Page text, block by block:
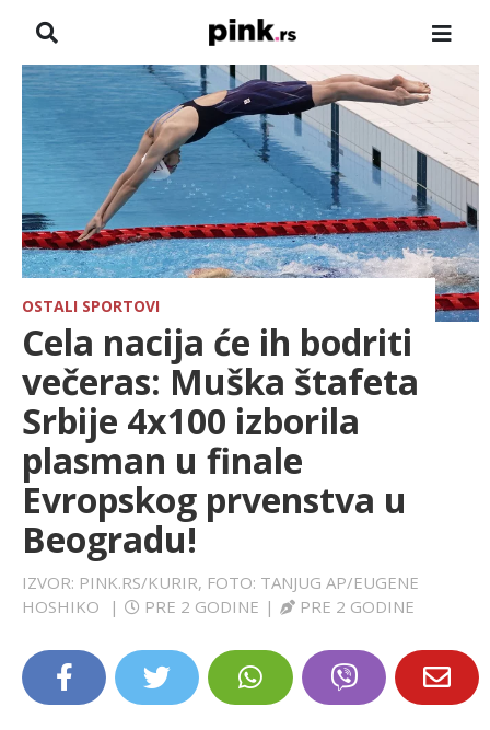
NASLOVNA
VESTI
ZADRUGA
SHOWBIZ
HRONIKA
FARMERI
TV
SPORT
LIFESTYLE
OSTALI SPORTOVI
Cela nacija će ih bodriti
večeras: Muška štafeta
Srbije 4x100 izborila
plasman u finale
Evropskog prvenstva u
Beogradu!
IZVOR: PINK.RS/KURIR, FOTO: TANJUG AP/EUGENE
HOSHIKO
| PRE 2 GODINE | PRE 2 GODINE